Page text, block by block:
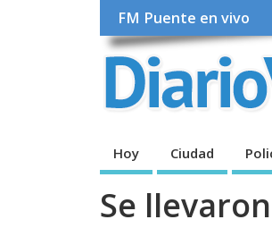
FM Puente en vivo
Hoy Ciudad
Se